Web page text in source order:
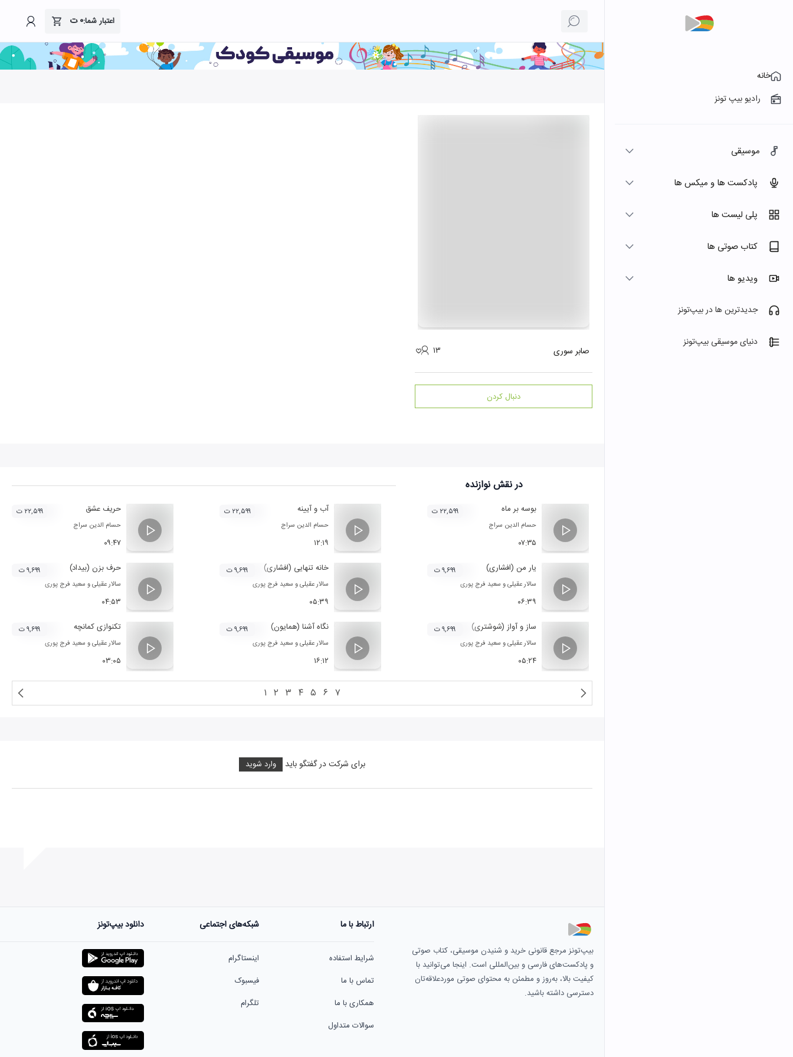
اعتبار شما:۰ت
خانه
رادیو بیپ تونز
موسیقی
پادکست ها و میکس ها
پلی لیست ها
کتاب صوتی ها
ویدیو ها
جدیدترین ها در بیپ‌تونز
دنیای موسیقی بیپ‌تونز
صابر سوری ۱۳
دنبال کردن
در نقشنوازنده
بوسه بر ماه
حسام الدین سراج
۰۷:۳۵
۲۲,۵۹۹ ت آب و آیینه
حسام الدین سراج
۱۲:۱۹
۲۲,۵۹۹ ت حریف عشق
حسام الدین سراج
۰۹:۴۷
۲۲,۵۹۹ ت
یار من (افشاری)
سالار عقیلیو سعید فرج پوری
۰۶:۳۹
۹,۶۹۹ ت خانه تنهایی (افشاری)
سالار عقیلیو سعید فرج پوری
۰۵:۳۹
۹,۶۹۹ ت حرف بزن (بیداد)
سالار عقیلیو سعید فرج پوری
۰۴:۵۳
۹,۶۹۹ ت
ساز و آواز (شوشتری)
سالار عقیلیو سعید فرج پوری
۰۵:۲۴
۹,۶۹۹ ت نگاه آشنا (همایون)
سالار عقیلیو سعید فرج پوری
۱۶:۱۲
۹,۶۹۹ ت تکنوازی کمانچه
سالار عقیلیو سعید فرج پوری
۰۳:۰۵
۹,۶۹۹ ت
۱ ۲ ۳ ۴ ۵ ۶ ۷
برای شرکت در گفتگو باید وارد شوید
هنوز نظری به ثبت نرسیده‌است.
بیپ‌تونز مرجع قانونی خرید و شنیدن موسیقی، کتاب صوتی
و پادکست‌های فارسی و بین‌المللی است. اینجا می‌توانید با
کیفیت بالا، به‌روز و مطمئن به محتوای صوتی موردعلاقه‌تان
دسترسی داشته باشید.
ارتباط با ما
شرایط استفاده
تماس با ما
همکاری با ما
سوالات متداول
شبکه‌های اجتماعی
اینستاگرام
فیسبوک
تلگرام
دانلود بیپ‌تونز